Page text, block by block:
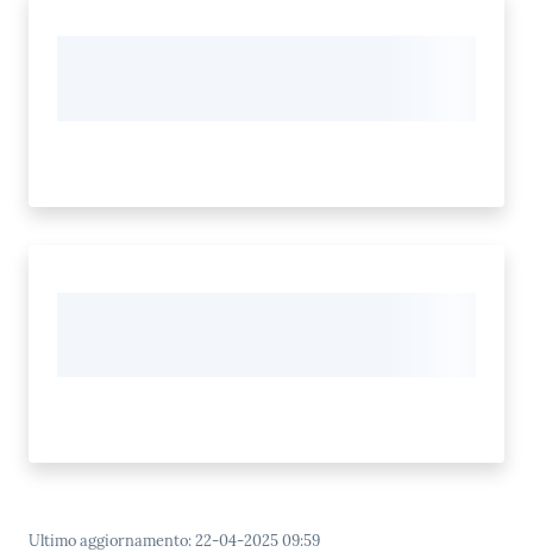
Ultimo aggiornamento:22-04-2025 09:59